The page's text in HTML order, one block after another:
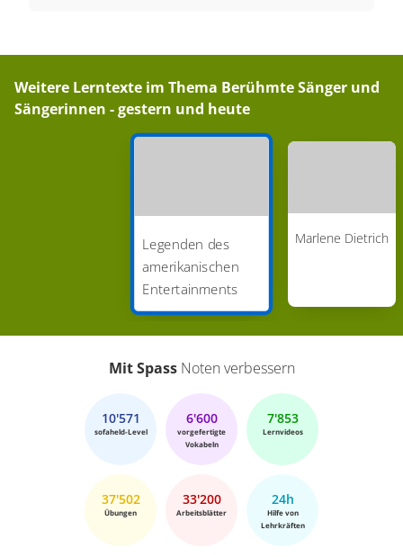
Weitere Lerntexte im Thema Berühmte Sänger und
Sängerinnen - gestern und heute
Legenden des
amerikanischen
Entertainments
Marlene Dietrich
Mit SpassNoten verbessern
10'571
sofaheld-Level
6'600
vorgefertigte
Vokabeln
7'853
Lernvideos
37'502
Übungen
33'200
Arbeitsblätter
24h
Hilfe von
Lehrkräften